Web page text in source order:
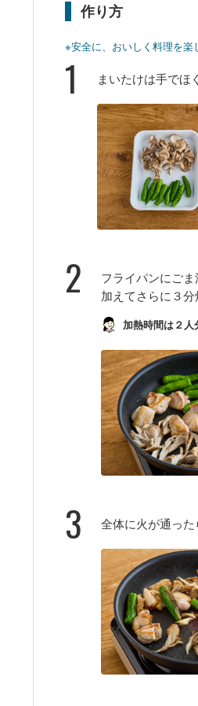
作り方
※安全に、おいしく料理を楽
1 まいたけは手でほ
2
フライパンにご
加えてさらに３分
加熱時間は２人
3 全体に火が通った